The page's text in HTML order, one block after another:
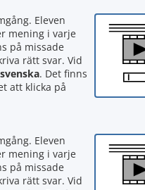
Eleven
mening i varje
på missade
rätt svar. Vid
svenska. Det finns
att klicka på
Eleven
mening i varje
på missade
rätt svar. Vid